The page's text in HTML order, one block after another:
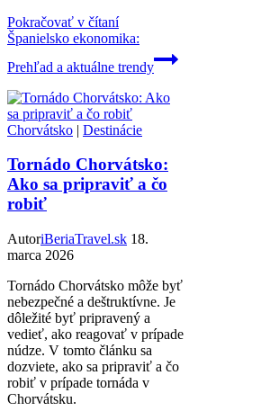
Pokračovať v čítaní
Španielsko ekonomika:
Prehľad a aktuálne trendy
Chorvátsko | Destinácie
Tornádo Chorvátsko:
Ako sa pripraviť a čo
robiť
AutoriBeriaTravel.sk 18.
marca 2026
Tornádo Chorvátsko môže byť
nebezpečné a deštruktívne. Je
dôležité byť pripravený a
vedieť, ako reagovať v prípade
núdze. V tomto článku sa
dozviete, ako sa pripraviť a čo
robiť v prípade tornáda v
Chorvátsku.